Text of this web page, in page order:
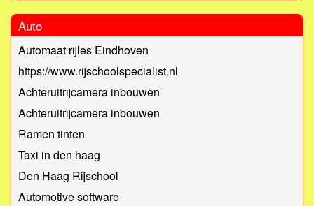
Auto
Automaat rijles Eindhoven
https://www.rijschoolspecialist.nl
Achteruitrijcamera inbouwen
Achteruitrijcamera inbouwen
Ramen tinten
Taxi in den haag
Den Haag Rijschool
Automotive software